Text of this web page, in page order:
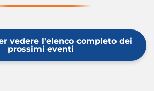
vedere l'elenco completo dei
prossimi eventi